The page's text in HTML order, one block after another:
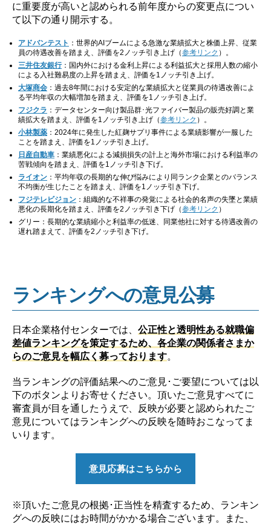
に重要度が高いと認められる前年度からの変更点につい
て以下の通り開示する。
アドバンテスト ：世界的AIブームによる急激な業績拡大と株価上昇、従業
員の待遇改善を踏まえ、評価を2ノッチ引き上げ（参考リンク ）。
三井住友銀行：国内外における金利上昇による利益拡大と採用人数の縮小
による入社難易度の上昇を踏まえ、評価を1ノッチ引き上げ。
大塚商会 ：過去8年間における安定的な業績拡大と従業員の待遇改善によ
る平均年収の大幅増加を踏まえ、評価を1ノッチ引き上げ。
フジクラ ：データセンター向け製品群･光ファイバー製品の販売好調と業
績拡大を踏まえ、評価を1ノッチ引き上げ（参考リンク ）。
小林製薬 ：2024年に発生した紅麹サプリ事件による業績影響が一服した
ことを踏まえ、評価を1ノッチ引き上げ。
日産自動車 ：業績悪化による減損損失の計上と海外市場における利益率の
苦戦傾向を踏まえ、評価を1ノッチ引き下げ。
ライオン ：平均年収の長期的な伸び悩みにより同ランク企業とのバランス
不均衡が生じたことを踏まえ、評価を1ノッチ引き下げ。
フジテレビジョン ：組織的な不祥事の発覚による社会的名声の失墜と業績
悪化の長期化を踏まえ、評価を2ノッチ引き下げ（参考リンク ）
グリー：長期的な業績縮小と利益率の低迷、同業他社に対する待遇改善の
遅れ踏まえて、評価を2ノッチ引き下げ。
ランキングへの意見公募
日本企業格付センターでは、 公正性と透明性ある就職偏
差値ランキングを策定するため、各企業の関係者さまか
らのご意見を幅広く募っております。
当ランキングの評価結果へのご意見･ご要望については以
下のボタンよりお寄せください。頂いたご意見すべてに
審査員が目を通したうえで、反映が必要と認められたご
意見についてはランキングへの反映を随時おこなってま
いります。
意見応募はこちらから
※頂いたご意見の根拠･正当性を精査するため、ランキン
グへの反映にはお時間がかかる場合ございます。また、